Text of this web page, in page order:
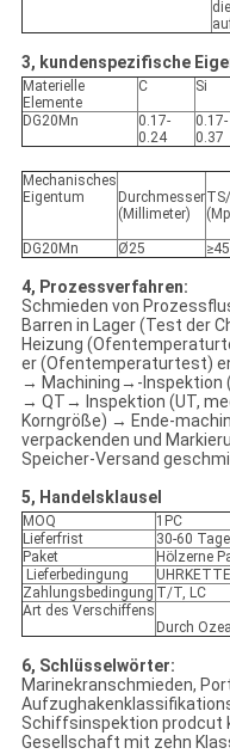
3, kundenspezifische
Materielle
Elemente
C Si
DG20Mn
0.17-
0.24
0.17-
0.37
Mechanisches
Eigentum
Durchmesser
(Millimeter)
DG20Mn Ø25
4, Prozessverfahren:
Schmieden von
Barren in Lager (Test der
Heizung
er (Ofentemperaturtest)
→ Machining→-Inspektion
→ QT→ Inspektion (UT,
Korngröße) → Ende-
verpackenden und
Speicher-Versand
5, Handelsklausel
MOQ
1PC
Lieferfrist
30-60 Tage
Paket
Hölzerne
Lieferbedingung
Zahlungsbedingung T/T, LC
Art des Verschiffens
Durch
6, Schlüsselwörter:
Marinekranschmieden,
Schiffsinspektion prodcut
Gesellschaft mit zehn